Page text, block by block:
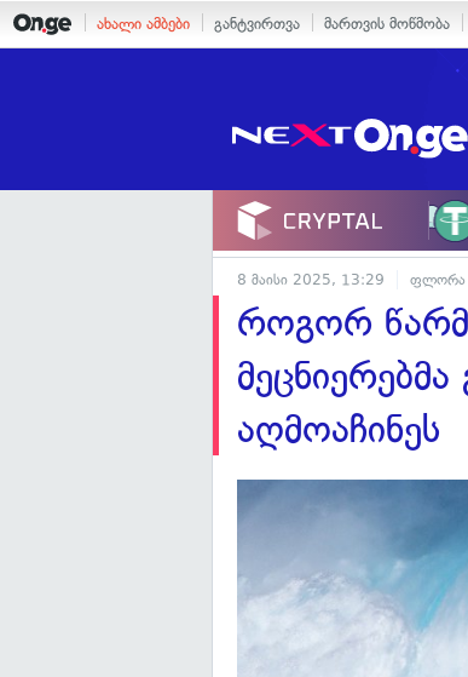
ახალი ამბები განტვირთვა მართვის მოწმობა
8 მაისი 2025, 13:29 ფლორა
როგორ
აღმოაჩინეს